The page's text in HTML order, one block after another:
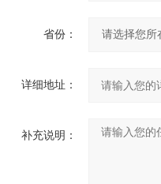
省份：
详细地址：
补充说明：